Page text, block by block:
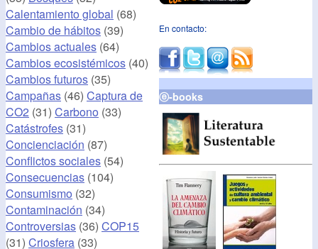
Calentamiento global (68)
Cambio de hábitos (39)
Cambios actuales (64)
Cambios ecosistémicos (40)
Cambios futuros (35)
Campañas (46) Captura de
CO2 (31) Carbono (33)
Catástrofes (31)
Concienciación (87)
Conflictos sociales (54)
Consecuencias (104)
Consumismo (32)
Contaminación (34)
Controversias (36) COP15
(31) Criosfera (33)
En contacto:
ⓔ-books